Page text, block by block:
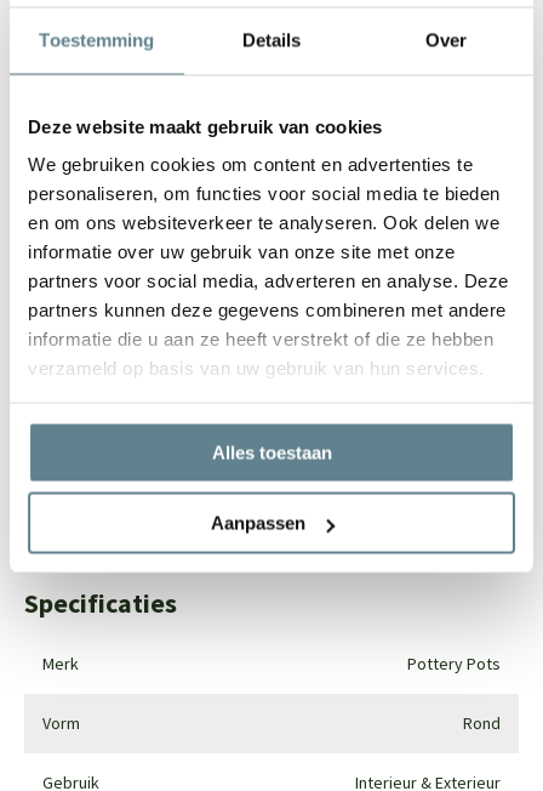
Toestemming Details Over
Deze website maakt gebruik van cookies
We gebruiken cookies om content en advertenties te
personaliseren, om functies voor social media te bieden
en om ons websiteverkeer te analyseren. Ook delen we
informatie over uw gebruik van onze site met onze
partners voor social media, adverteren en analyse. Deze
partners kunnen deze gegevens combineren met andere
informatie die u aan ze heeft verstrekt of die ze hebben
verzameld op basis van uw gebruik van hun services.
Alles toestaan
Aanpassen
vies geworden kun je deze het best schoonmaken met een zachte
borstel of doek en met lauw water. Gebruik
We staan voor je klaar
Wil je advies of heb je een vraag? Neem contact op met ons
Start chat
info@polyesterplantenbakken.nl
Whatsapp0344-228104
Specificaties
Merk Pottery Pots
Vorm Rond
Gebruik Interieur & Exterieur